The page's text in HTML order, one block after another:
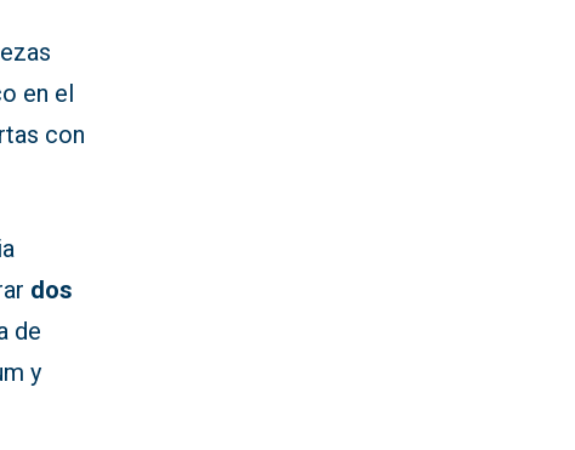
en el
con
dos
de
y